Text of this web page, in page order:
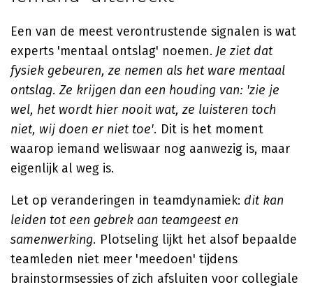
Een van de meest verontrustende signalen is wat
experts 'mentaal ontslag' noemen. Je ziet dat
fysiek gebeuren, ze nemen als het ware mentaal
ontslag. Ze krijgen dan een houding van: 'zie je
wel, het wordt hier nooit wat, ze luisteren toch
niet, wij doen er niet toe'. Dit is het moment
waarop iemand weliswaar nog aanwezig is, maar
eigenlijk al weg is.
Let op veranderingen in teamdynamiek: dit kan
leiden tot een gebrek aan teamgeest en
samenwerking. Plotseling lijkt het alsof bepaalde
teamleden niet meer 'meedoen' tijdens
brainstormsessies of zich afsluiten voor collegiale